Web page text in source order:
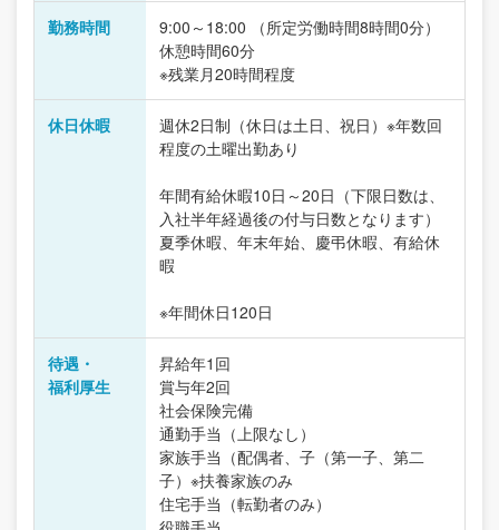
勤務時間
9:00～18:00 （所定労働時間8時間0分）
休憩時間60分
※残業月20時間程度
休日休暇
週休2日制（休日は土日、祝日）※年数回
程度の土曜出勤あり
年間有給休暇10日～20日（下限日数は、
入社半年経過後の付与日数となります）
夏季休暇、年末年始、慶弔休暇、有給休
暇
※年間休日120日
待遇・
福利厚生
昇給年1回
賞与年2回
社会保険完備
通勤手当（上限なし）
家族手当（配偶者、子（第一子、第二
子）※扶養家族のみ
住宅手当（転勤者のみ）